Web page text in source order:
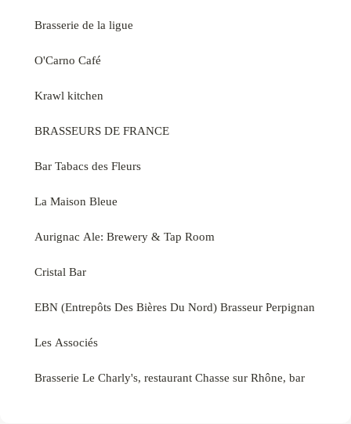
Brasserie de la ligue
O'Carno Café
Krawl kitchen
BRASSEURS DE FRANCE
Bar Tabacs des Fleurs
La Maison Bleue
Aurignac Ale: Brewery & Tap Room
Cristal Bar
EBN (Entrepôts Des Bières Du Nord) Brasseur Perpignan
Les Associés
Brasserie Le Charly's, restaurant Chasse sur Rhône, bar